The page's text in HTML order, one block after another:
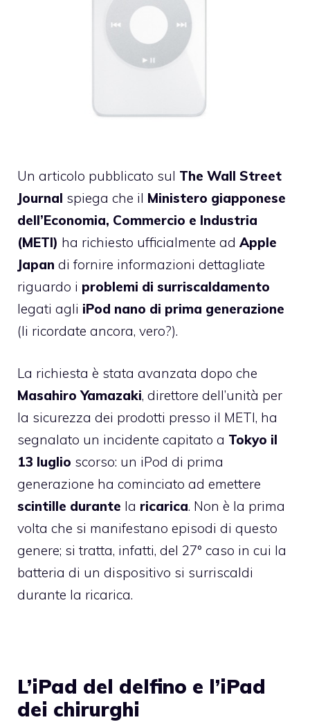
Un articolo pubblicato sul The Wall Street
Journal spiega che il Ministero giapponese
dell’Economia, Commercio e Industria
(METI) ha richiesto ufficialmente ad Apple
Japan di fornire informazioni dettagliate
riguardo i problemi di surriscaldamento
legati agli iPod nano di prima generazione
(li ricordate ancora, vero?).
La richiesta è stata avanzata dopo che
Masahiro Yamazaki, direttore dell’unità per
la sicurezza dei prodotti presso il METI, ha
segnalato un incidente capitato a Tokyo il
13 luglio scorso: un iPod di prima
generazione ha cominciato ad emettere
scintille durante la ricarica. Non è la prima
volta che si manifestano episodi di questo
genere; si tratta, infatti, del 27° caso in cui la
batteria di un dispositivo si surriscaldi
durante la ricarica.
L’iPad del delfino e l’iPad
dei chirurghi